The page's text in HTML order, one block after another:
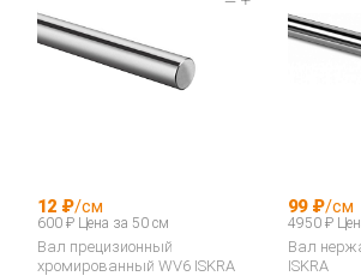
12 ₽/см
600 ₽ Цена за 50 см
Вал прецизионный
хромированный WV6 ISKRA
99 ₽/см
4950 ₽
Вал
ISKRA